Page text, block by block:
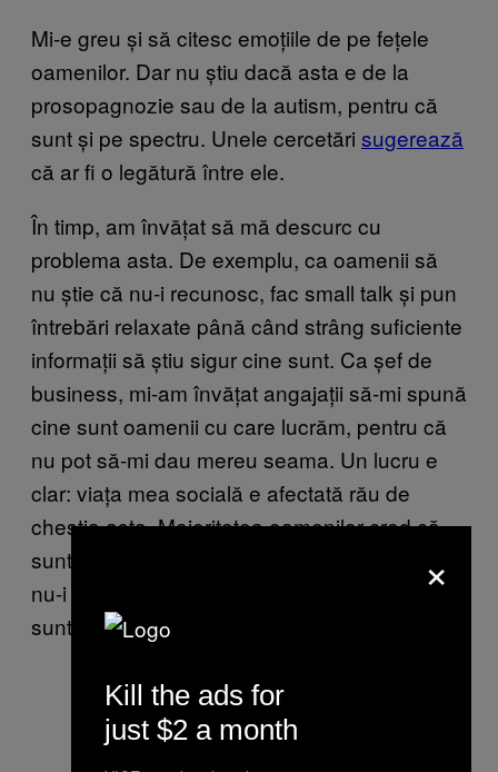
Mi-e greu și să citesc emoțiile de pe fețele
oamenilor. Dar nu știu dacă asta e de la
prosopagnozie sau de la autism, pentru că
sunt și pe spectru. Unele cercetări sugerează
că ar fi o legătură între ele.
În timp, am învățat să mă descurc cu
problema asta. De exemplu, ca oamenii să
nu știe că nu-i recunosc, fac small talk și pun
întrebări relaxate până când strâng suficiente
informații să știu sigur cine sunt. Ca șef de
business, mi-am învățat angajații să-mi spună
cine sunt oamenii cu care lucrăm, pentru că
nu pot să-mi dau mereu seama. Un lucru e
clar: viața mea socială e afectată rău de
chestia asta. Majoritatea oamenilor cred că
sunt idioată sau încrezută, o nesimțită căreia
nu-i pasă de nimeni și de aia nu țin minte cine
sunt.
×
Kill the ads for
just $2 a month